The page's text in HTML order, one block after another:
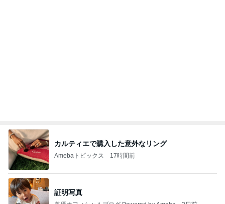
カルティエで購入した意外なリング
Amebaトピックス 17時間前
証明写真